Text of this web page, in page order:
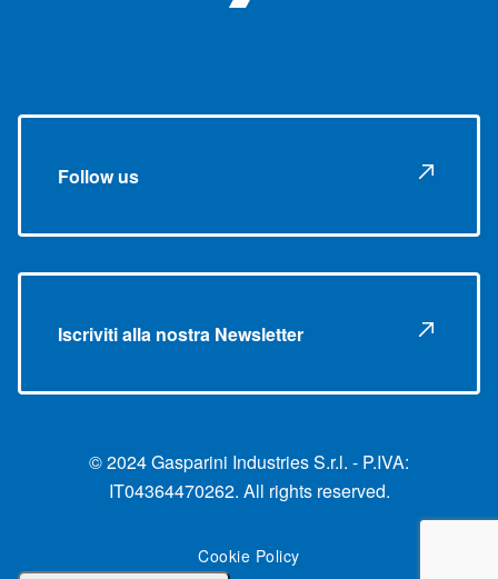
Follow us
Iscriviti alla nostra Newsletter
© 2024 Gasparini Industries S.r.l. - P.IVA:
IT04364470262. All rights reserved.
Cookie Policy